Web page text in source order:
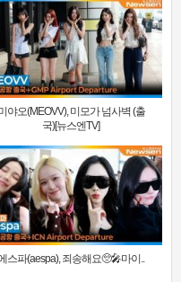
야오(MEOVV), 미모가 넘사벽 (출
국)[뉴스엔TV]
스파(aespa), 죄송해요🥺🎤마이..